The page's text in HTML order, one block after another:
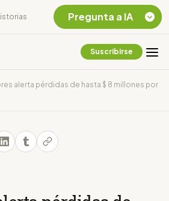
Suscribirse
alerta pérdidas de hasta $ 8 millones por
Pregunta a IA
Chevron Ecuador